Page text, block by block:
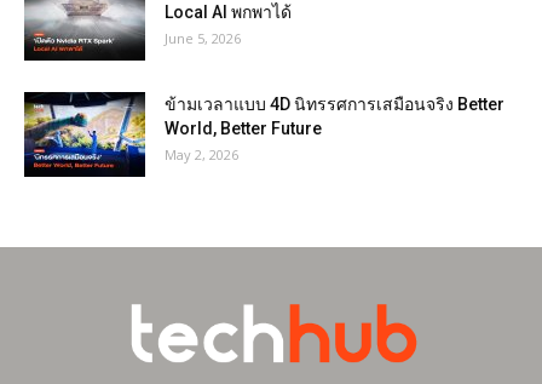
Local AI พกพาได้
June 5, 2026
ข้ามเวลาแบบ 4D นิทรรศการเสมือนจริง Better
World, Better Future
May 2, 2026